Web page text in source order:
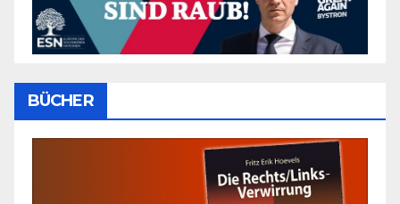
BÜCHER